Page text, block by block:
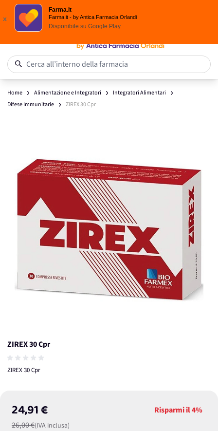
Spedizione
x
Farma.it
Farma.it - by Antica Farmacia Orlandi
Disponibile su Google Play
Salta al contenuto
Cerca all’interno della farmacia
Home Alimentazione e Integratori
Integratori Alimentari
Difese Immunitarie
ZIREX 30 Cpr
ZIREX 30 Cpr
ZIREX 30 Cpr
24,91 €
26,00 €(IVA inclusa)
Risparmi il4%